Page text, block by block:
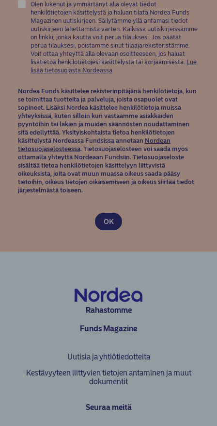
Olen lukenut ja ymmärtänyt alla olevat tiedot
henkilötietojen käsittelystä ja haluan tilata Nordea Funds
Magazinen uutiskirjeen. Säilytämme yllä antamasi tiedot
uutiskirjeen lähettämistä varten. Kaikissa uutiskirjeissämme
on linkki, jonka kautta voit perua tilauksesi. Jos päätät
perua tilauksesi, poistamme sinut tilaajarekisteristämme.
Voit ottaa yhteyttä alla olevaan osoitteeseen, jos haluat
lisätietoa henkilötietojesi käsittelystä tai korjaamisesta. Lue
lisää tietosuojasta Nordeassa
Nordea Funds käsittelee rekisterinpitäjänä henkilötietoja, kun
se toimittaa tuotteita ja palveluja, joista osapuolet ovat
sopineet. Lisäksi Nordea käsittelee henkilötietoja muissa
yhteyksissä, kuten silloin kun vastaamme asiakkaiden
pyyntöihin tai lakien ja muiden säännösten noudattaminen
sitä edellyttää. Yksityiskohtaista tietoa henkilötietojen
käsittelystä Nordeassa Fundsissa annetaan Nordean
tietosuojaselosteessa(opens in new window)
. Tietosuojaselosteen voi saada myös
ottamalla yhteyttä Nordeaan Fundsiin. Tietosuojaseloste
sisältää tietoa henkilötietojen käsittelyyn liittyvistä
oikeuksista, joita ovat muun muassa oikeus saada pääsy
tietoihin, oikeus tietojen oikaisemiseen ja oikeus siirtää tiedot
järjestelmästä toiseen.
Rahastomme
Funds Magazine
Uutisia ja yhtiötiedotteita
Kestävyyteen liittyvien tietojen antaminen ja muut
dokumentit
Seuraa meitä